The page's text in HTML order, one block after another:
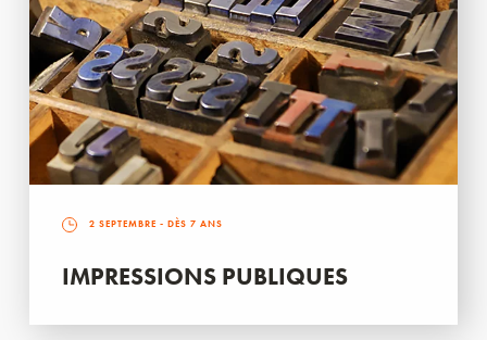
2 SEPTEMBRE - DÈS 7 ANS
IMPRESSIONS PUBLIQUES